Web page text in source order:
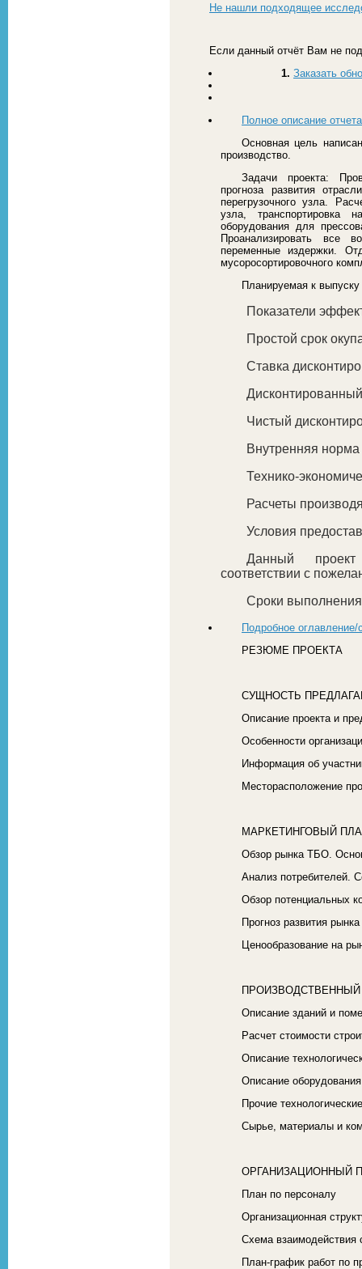
Не нашли подходящее
Если данный отчёт Вам не
1. Заказать
Полное описание отчета
Основная цель
производство.
Задачи проекта:
прогноза развития
перегрузочного узла.
узла, транспортировка
оборудования для
Проанализировать все
переменные издержки.
мусоросортировочного
Планируемая к
Показатели
Простой срок
Ставка
Чистый
Внутренняя норма
Технико-
Расчеты
Условия
Данный проект
соответствии с
Сроки
Подробное оглавление/
РЕЗЮМЕ ПРОЕКТА
СУЩНОСТЬ
Описание проекта и
Особенности
Информация об
Месторасположение
МАРКЕТИНГОВЫЙ
Обзор рынка ТБО.
Анализ потребителей.
Обзор потенциальных
Прогноз развития рынка
Ценообразование на
Описание зданий и
Расчет стоимости
Описание
Описание
Прочие
Сырье, материалы и
ОРГАНИЗАЦИОННЫЙ
План по персоналу
Организационная
Схема взаимодействия
План-график работ по